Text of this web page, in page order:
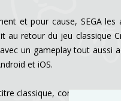
et pour cause, SEGA
au retour du jeu classique
un gameplay tout aussi
et iOS.
classique, construire